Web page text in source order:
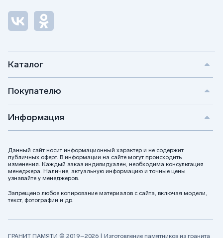
Каталог
Покупателю
Информация
Данный сайт носит информационный характер и не содержит
публичных оферт. В информации на сайте могут происходить
изменения. Каждый заказ индивидуален, необходима консультация
менеджера. Наличие, актуальную информацию и точные цены
узнавайте у менеджеров.
Запрещено любое копирование материалов с сайта, включая модели,
текст, фотографии и др.
ГРАНИТ ПАМЯТИ © 2019–2026 | Изготовление памятников из гранита